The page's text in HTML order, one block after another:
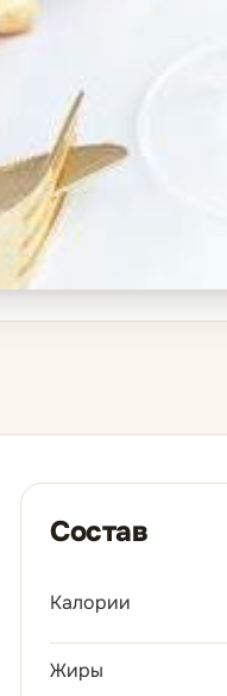
Состав
Калории
Жиры